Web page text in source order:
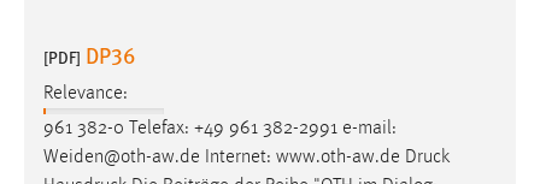
[PDF] DP36
Relevance:
961 382-0 Telefax: +49 961 382-2991 e-mail:
Weiden@oth-aw.de Internet: www.oth-aw.de Druck